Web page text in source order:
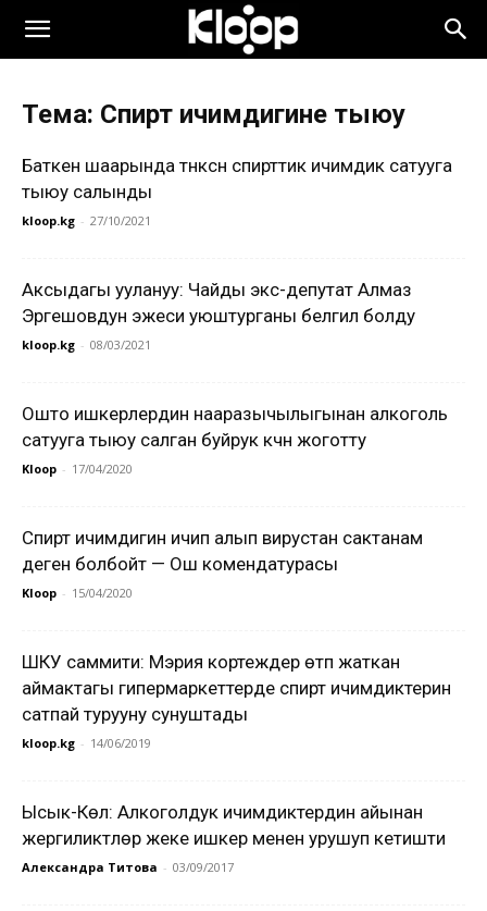
Тема: Спирт ичимдигине тыюу
Баткен шаарында түнкүсүн спирттик ичимдик сатууга
тыюу салынды
kloop.kg - 27/10/2021
Аксыдагы уулануу: Чайды экс-депутат Алмаз
Эргешовдун эжеси уюштурганы белгилүү болду
kloop.kg - 08/03/2021
Ошто ишкерлердин нааразычылыгынан алкоголь
сатууга тыюу салган буйрук күчүн жоготту
Kloop - 17/04/2020
Спирт ичимдигин ичип алып вирустан сактанам
деген болбойт — Ош комендатурасы
Kloop - 15/04/2020
ШКУ саммити: Мэрия кортеждер өтүп жаткан
аймактагы гипермаркеттерде спирт ичимдиктерин
сатпай турууну сунуштады
kloop.kg - 14/06/2019
Ысык-Көл: Алкоголдук ичимдиктердин айынан
жергиликтүүлөр жеке ишкер менен урушуп кетишти
Александра Титова - 03/09/2017